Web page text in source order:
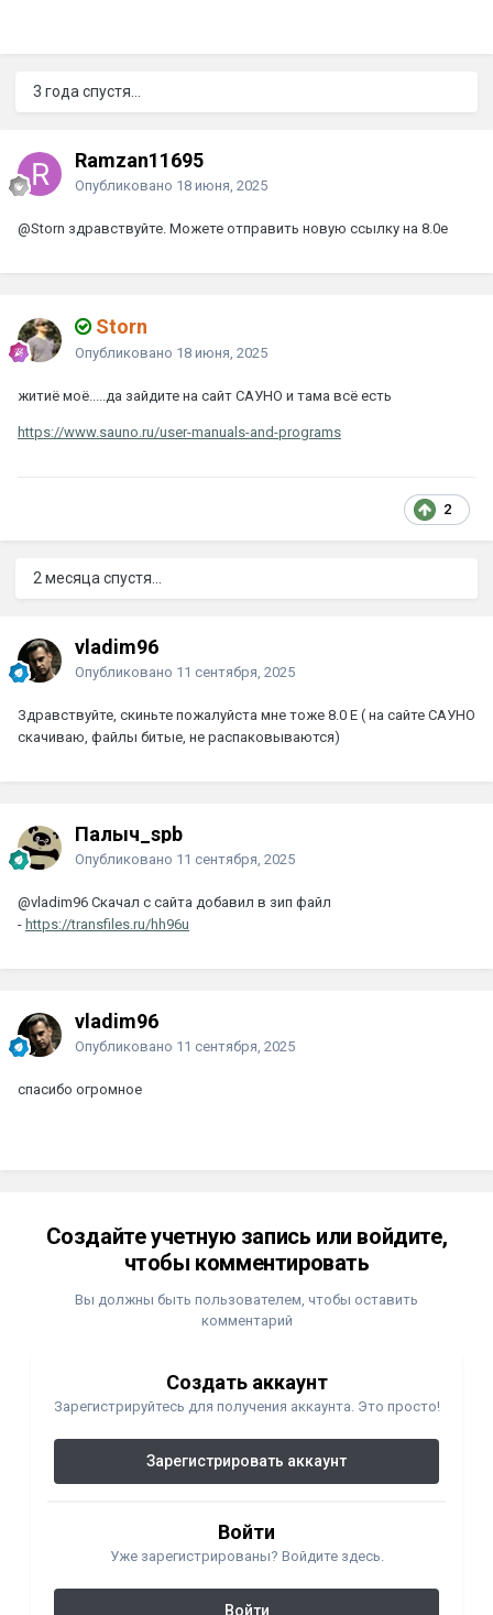
3 года спустя...
Ramzan11695
Опубликовано 18 июня, 2025
@Storn здравствуйте. Можете отправить новую ссылку на 8.0е
Storn
Опубликовано 18 июня, 2025
житиё моё.....да зайдите на сайт САУНО и тама всё есть
https://www.sauno.ru/user-manuals-and-programs
2
2 месяца спустя...
vladim96
Опубликовано 11 сентября, 2025
Здравствуйте, скиньте пожалуйста мне тоже 8.0 Е ( на сайте САУНО
скачиваю, файлы битые, не распаковываются)
Палыч_spb
Опубликовано 11 сентября, 2025
@vladim96 Скачал с сайта добавил в зип файл
- https://transfiles.ru/hh96u
vladim96
Опубликовано 11 сентября, 2025
спасибо огромное
Создайте учетную запись или войдите,
чтобы комментировать
Вы должны быть пользователем, чтобы оставить
комментарий
Создать аккаунт
Зарегистрируйтесь для получения аккаунта. Это просто!
Зарегистрировать аккаунт
Войти
Уже зарегистрированы? Войдите здесь.
Войти